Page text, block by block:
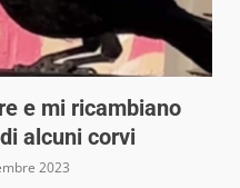
e mi ricambiano
alcuni corvi
2023